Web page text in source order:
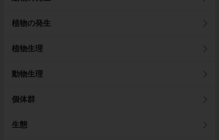
植物の発生
植物生理
動物生理
個体群
生態